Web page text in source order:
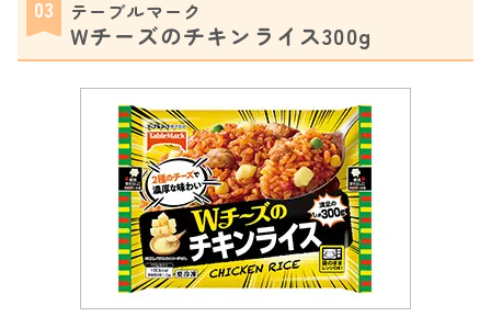
03 テーブルマーク
Wチーズのチキンライス300g